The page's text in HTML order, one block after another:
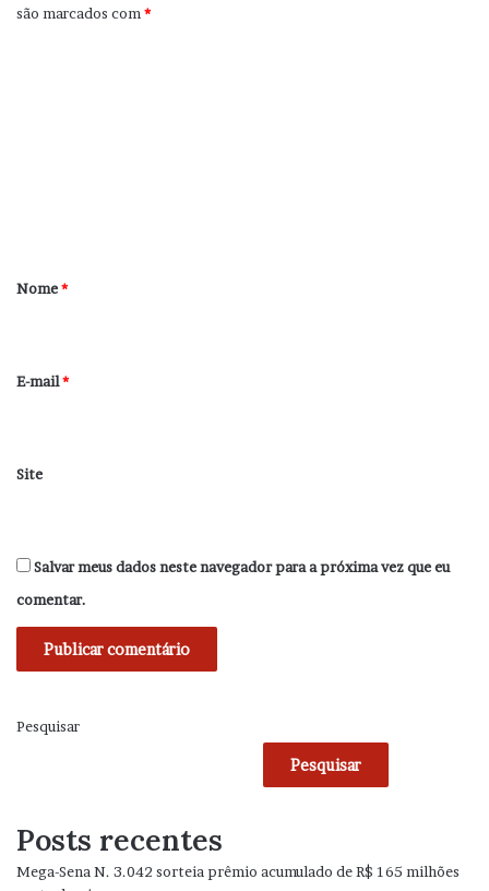
são marcados com*
r
*
Nome*
E-mail*
Site
Salvar meus dados neste navegador para a próxima vez que eu
comentar.
Pesquisar
Pesquisar
Posts recentes
Mega-Sena N. 3.042 sorteia prêmio acumulado de R$ 165 milhões